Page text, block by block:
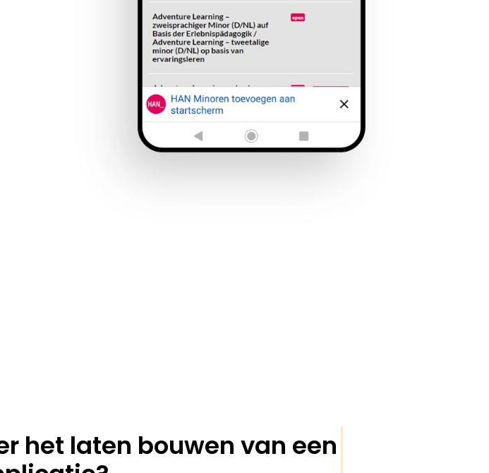
het laten bouwen van een